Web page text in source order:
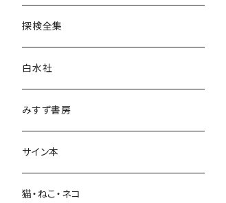
民族・風習
言語・ことば
探検全集
白水社
みすず書房
サイン本
猫・ねこ・ネコ